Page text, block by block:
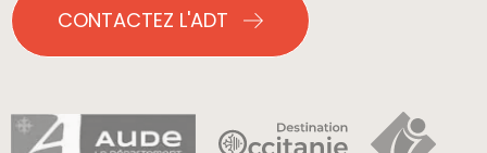
CONTACTEZ L'ADT